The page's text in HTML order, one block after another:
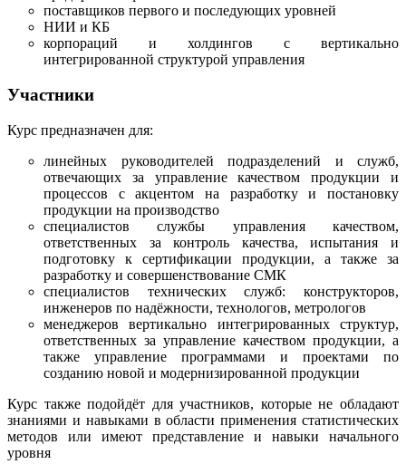
поставщиков первого и последующих уровней
НИИ и КБ
корпораций и холдингов с вертикально
интегрированной структурой управления
Участники
Курс предназначен для:
линейных руководителей подразделений и служб,
отвечающих за управление качеством продукции и
процессов с акцентом на разработку и постановку
продукции на производство
специалистов службы управления качеством,
ответственных за контроль качества, испытания и
подготовку к сертификации продукции, а также за
разработку и совершенствование СМК
специалистов технических служб: конструкторов,
инженеров по надёжности, технологов, метрологов
менеджеров вертикально интегрированных структур,
ответственных за управление качеством продукции, а
также управление программами и проектами по
созданию новой и модернизированной продукции
Курс также подойдёт для участников, которые не обладают
знаниями и навыками в области применения статистических
методов или имеют представление и навыки начального
уровня